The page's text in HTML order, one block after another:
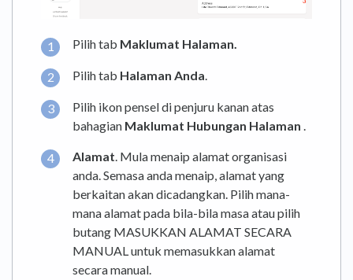
Pilih tab Maklumat Halaman.
Pilih tab Halaman Anda.
Pilih ikon pensel di penjuru kanan atas
bahagian Maklumat Hubungan Halaman
Alamat. Mula menaip alamat organisasi
anda. Semasa anda menaip, alamat yang
berkaitan akan dicadangkan. Pilih mana-
mana alamat pada bila-bila masa atau pilih
butang MASUKKAN ALAMAT SECARA
MANUAL untuk memasukkan alamat
secara manual.